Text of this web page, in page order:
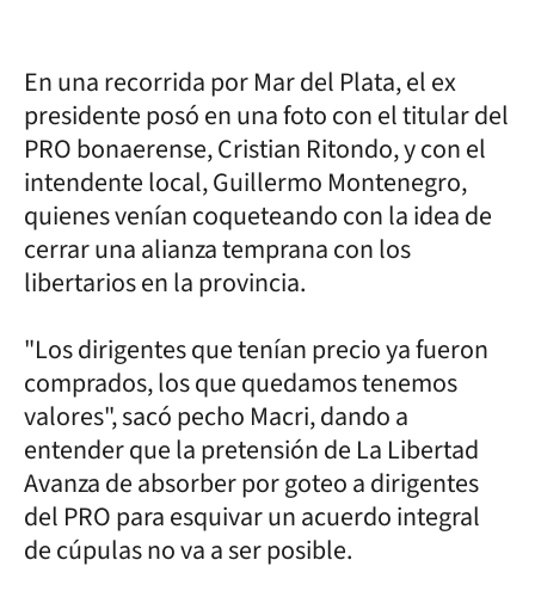
En una recorrida por Mar del Plata, el ex
presidente posó en una foto con el titular del
PRO bonaerense, Cristian Ritondo, y con el
intendente local, Guillermo Montenegro,
quienes venían coqueteando con la idea de
cerrar una alianza temprana con los
libertarios en la provincia.
"Los dirigentes que tenían precio ya fueron
comprados, los que quedamos tenemos
valores", sacó pecho Macri, dando a
entender que la pretensión de La Libertad
Avanza de absorber por goteo a dirigentes
del PRO para esquivar un acuerdo integral
de cúpulas no va a ser posible.